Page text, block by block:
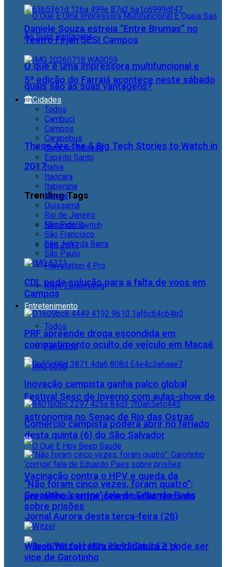
O que é uma impressora multifuncional e
quais são as suas vantagens?
These Are the 5 Big Tech Stories to Watch in
2017
Trending Tags
Nintendo Switch
CES 2017
Playstation 4 Pro
Mark Zuckerberg
Entretenimento
Todos
Famosos
Festival Sesc de Inverno com aulas-show de
astronomia no Senac de Rio das Ostras
Vacinação contra o HPV e queda da
prevalência entre jovens serão tema do
Jornal Aurora desta terça-feira (28)
Daniele Souza estreia “Entre Brumas” no
Teatro Firjan SESI Campos
5ª edição do Farraiá acontece neste sábado
Cidades
Todos
Cambuci
Campos
Carapebus
Cardoso Moreira
Espírito Santo
Italva
Itaocara
Itaperuna
Macaé
Quissamã
Rio de Janeiro
São Fidélis
São Francisco
São João da Barra
São Paulo
CDL pede solução para a falta de voos em
Campos
PRF apreende droga escondida em
compartimento oculto de veículo em Macaé
Inovação campista ganha palco global
Comércio campista poderá abrir no feriado
desta quinta (6) do São Salvador
“Não foram cinco vezes, foram quatro”:
Garotinho ‘corrige’ fala de Eduardo Paes
sobre prisões
Wilson Witzel retira candidatura e pode ser
vice de Garotinho